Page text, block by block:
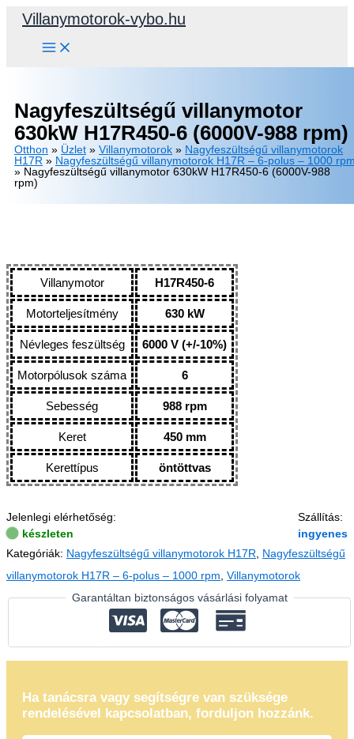
SkipVillanymotorok-vybo.hu
Nagyfeszültségű villanymotor
630kW H17R450-6 (6000V-988 rpm)
Otthon » Üzlet » Villanymotorok » Nagyfeszültségű villanymotorok
H17R » Nagyfeszültségű villanymotorok H17R – 6-polus – 1000
» Nagyfeszültségű villanymotor 630kW H17R450-6 (6000V-988
rpm)
Villanymotor H17R450-6
Motorteljesítmény 630 kW
Névleges feszültség 6000 V (+/-10%)
Motorpólusok száma 6
Sebesség 988 rpm
Keret 450 mm
Kerettípus öntöttvas
Jelenlegi elérhetőség:
készleten
Szállítás:
ingyenes
Kategóriák: Nagyfeszültségű villanymotorok H17R
Nagyfeszültségű
villanymotorok H17R – 6-polus – 1000 rpm Villanymotorok
Garantáltan biztonságos vásárlási folyamat
Ha tanácsra vagy segítségre van szüksége
rendelésével kapcsolatban, forduljon hozzánk.